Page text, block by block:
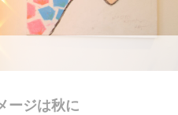
ージは秋に